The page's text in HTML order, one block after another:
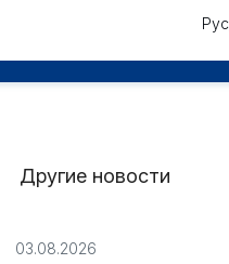
Рус
Другие новости
03.08.2026